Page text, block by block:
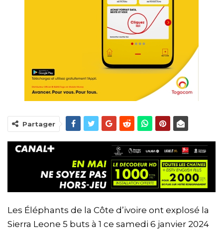
Partager
Les Éléphants de la Côte d’ivoire ont explosé la
Sierra Leone 5 buts à 1 ce samedi 6 janvier 2024